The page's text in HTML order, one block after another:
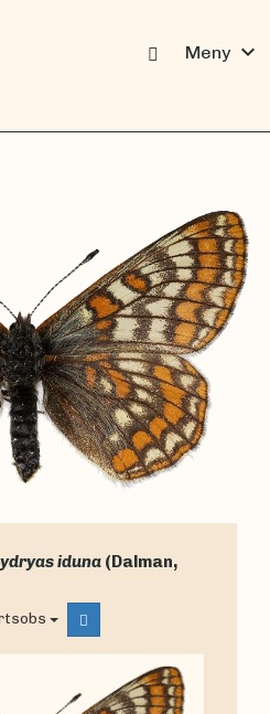
Meny expand_more
iduna (Dalman,